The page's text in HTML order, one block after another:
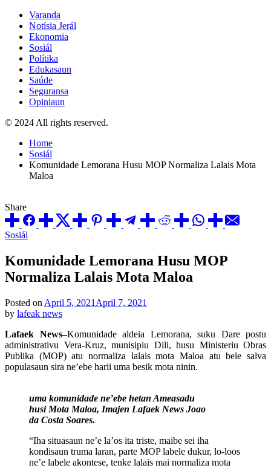
Varanda
Notísia Jerál
Ekonomia
Sosiál
Polítika
Edukasaun
Saúde
Seguransa
Opiniaun
© 2024 All rights reserved.
Home
Sosiál
Komunidade Lemorana Husu MOP Normaliza Lalais Mota
Maloa
Share
Posted
Sosiál
Komunidade Lemorana Husu MOP
Normaliza Lalais Mota Maloa
Posted on April 5, 2021 April 7, 2021
by lafeak news
Lafaek News–Komunidade aldeia Lemorana, suku Dare postu
administrativu Vera-Kruz, munisipiu Dili, husu Ministeriu Obras
Publika (MOP) atu normaliza lalais mota Maloa atu bele salva
populasaun sira ne’ebe harii uma besik mota ninin.
uma komunidade ne’ebe hetan Ameasadu
husi Mota Maloa, Imajen Lafaek News Joao
da Costa Soares.
“Iha situasaun ne’e la’os ita triste, maibe sei iha
kondisaun truma laran, parte MOP labele dukur, lo-loos
ne’e labele akontese, tenke lalais mai normaliza mota